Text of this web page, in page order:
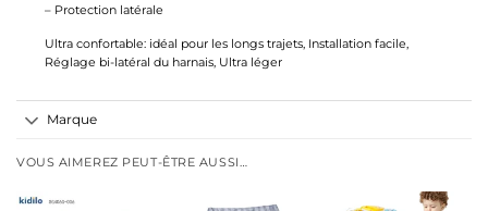
– Protection latérale
Ultra confortable: idéal pour les longs trajets, Installation facile,
Réglage bi-latéral du harnais, Ultra léger
Marque
VOUS AIMEREZ PEUT-ÊTRE AUSSI…